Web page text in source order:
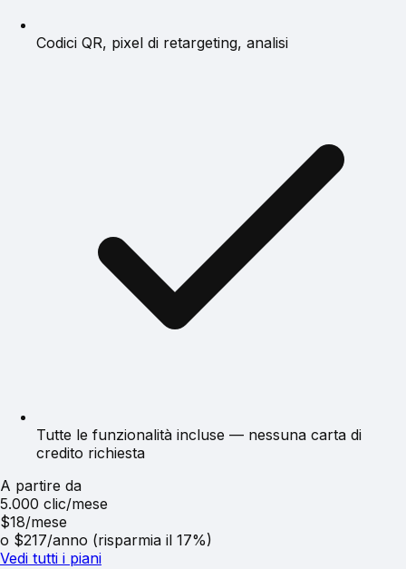
Codici QR, pixel di retargeting, analisi
Tutte le funzionalità incluse — nessuna carta di
credito richiesta
A partire da
5.000 clic/mese
$18/mese
o $217/anno (risparmia il 17%)
Vedi tutti i piani